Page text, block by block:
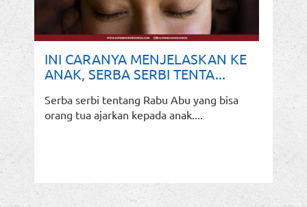
INI CARANYA MENJELASKAN KE
ANAK, SERBA SERBI TENTA...
Serba serbi tentang Rabu Abu yang bisa
orang tua ajarkan kepada anak....